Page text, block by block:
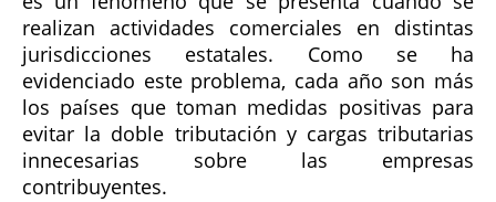
realizan actividades comerciales en distintas
jurisdicciones estatales. Como se ha
evidenciado este problema, cada año son más
los países que toman medidas positivas para
evitar la doble tributación y cargas tributarias
innecesarias sobre las empresas
contribuyentes.